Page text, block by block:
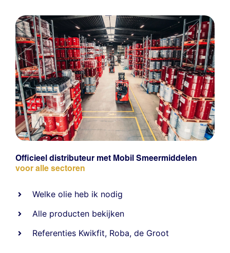
Officieel distributeur met Mobil Smeermiddelen
voor alle sectoren
Welke olie heb ik nodig
Alle producten bekijken
Referenties Kwikfit, Roba,de Groot